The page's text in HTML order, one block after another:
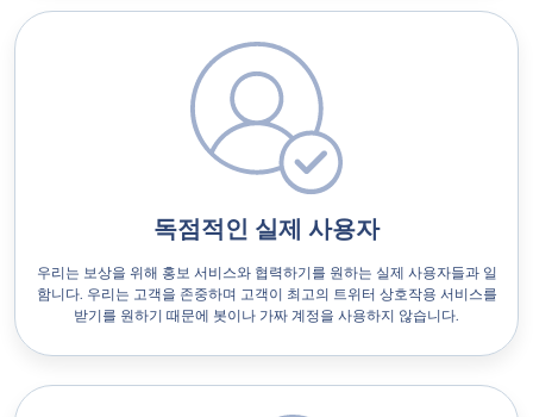
독점적인 실제 사용자
우리는 보상을 위해 홍보 서비스와 협력하기를 원하는 실제 사용자들과 일
함니다. 우리는 고객을 존중하며 고객이 최고의 트위터 상호작용 서비스를
받기를 원하기 때문에 봇이나 가짜 계정을 사용하지 않습니다.